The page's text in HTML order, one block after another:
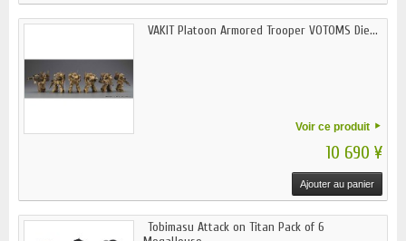
VAKIT Platoon Armored Trooper VOTOMS Die...
Voir ce produit
10 690 ¥
Ajouter au panier
Tobimasu Attack on Titan Pack of 6